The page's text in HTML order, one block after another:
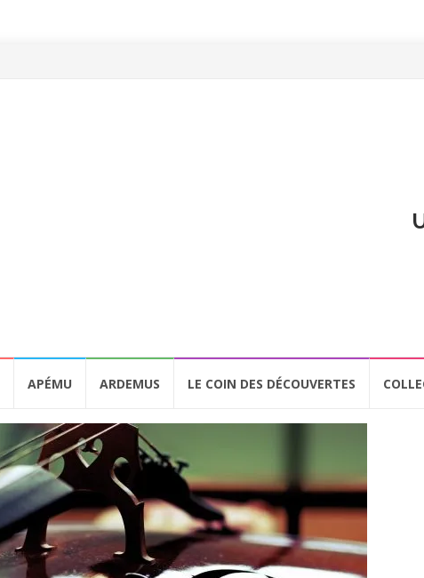
APÉMU ARDEMUS LE COIN DES DÉCOUVERTES